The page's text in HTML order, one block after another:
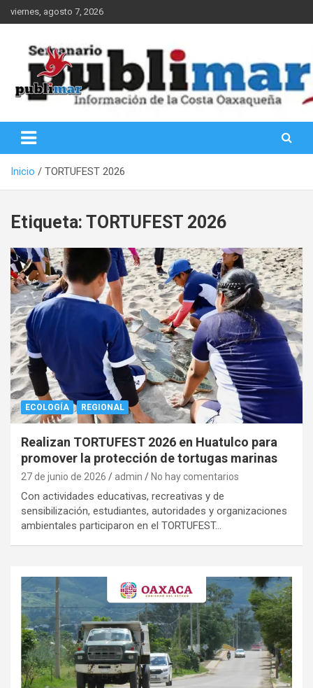
Saltar
al
viernes, agosto 7, 2026
PubliMar
Inicio TORTUFEST 2026
Etiqueta: TORTUFEST 2026
ECOLOGÍA REGIONAL
Realizan TORTUFEST 2026 en Huatulco para
promover la protección de tortugas marinas
27 de junio de 2026 admin No hay comentarios
Con actividades educativas, recreativas y de
sensibilización, estudiantes, autoridades y organizaciones
ambientales participaron en el TORTUFEST…